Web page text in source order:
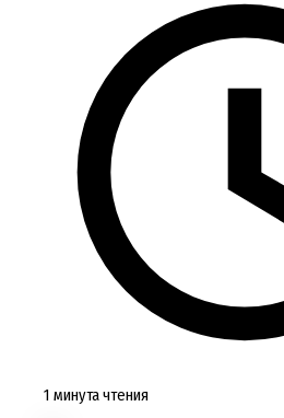
1 минута чтения